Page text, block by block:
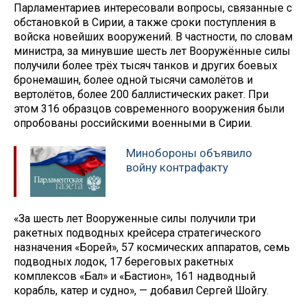
Парламентариев интересовали вопросы, связанные с
обстановкой в Сирии, а также сроки поступления в
войска новейших вооружений. В частности, по словам
министра, за минувшие шесть лет Вооружённые силы
получили более трёх тысяч танков и других боевых
бронемашин, более одной тысячи самолётов и
вертолётов, более 200 баллистических ракет. При
этом 316 образцов современного вооружения были
опробованы российскими военными в Сирии.
Минобороны объявило
войну контрафакту
«За шесть лет Вооруженные силы получили три
ракетных подводных крейсера стратегического
назначения «Борей», 57 космических аппаратов, семь
подводных лодок, 17 береговых ракетных
комплексов «Бал» и «Бастион», 161 надводный
корабль, катер и судно», — добавил Сергей Шойгу.